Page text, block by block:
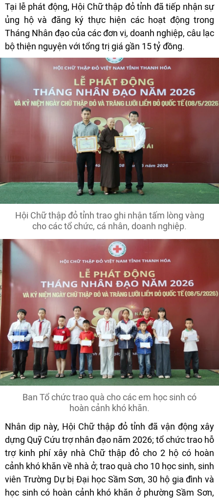
Tại lễ phát động, Hội Chữ thập đỏ tỉnh đã tiếp nhận sự
ủng hộ và đăng ký thực hiện các hoạt động trong
Tháng Nhân đạo của các đơn vị, doanh nghiệp, câu lạc
bộ thiện nguyện với tổng trị giá gần 15 tỷ đồng.
Hội Chữ thập đỏ tỉnh trao ghi nhận tấm lòng vàng
cho các tổ chức, cá nhân, doanh nghiệp.
Ban Tổ chức trao quà cho các em học sinh có
hoàn cảnh khó khăn.
Nhân dịp này, Hội Chữ thập đỏ tỉnh đã vận động xây
dựng Quỹ Cứu trợ nhân đạo năm 2026; tổ chức trao hỗ
trợ kinh phí xây nhà Chữ thập đỏ cho 2 hộ có hoàn
cảnh khó khăn về nhà ở; trao quà cho 10 học sinh, sinh
viên Trường Dự bị Đại học Sầm Sơn, 30 hộ gia đình và
học sinh có hoàn cảnh khó khăn ở phường Sầm Sơn,